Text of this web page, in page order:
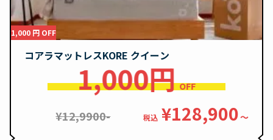
1,000 円 OFF
コアラマットレスKORE クイーン
1,000円 OFF
¥12,9900- 税込 ¥128,900〜